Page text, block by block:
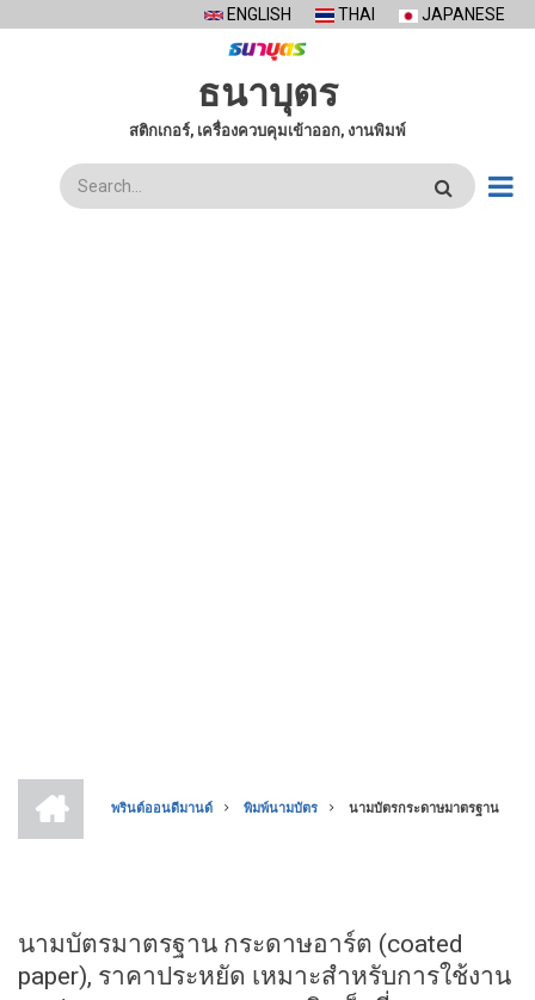
ENGLISH THAI JAPANESE
ธนาบุตร
สติกเกอร์, เครื่องควบคุมเข้าออก, งานพิมพ์
ค้นหา
BREADCRUMB
แรก
พรินต์ออนดีมานด์ พิมพ์นามบัตร นามบัตรกระดาษมาตรฐาน
นามบัตรมาตรฐาน กระดาษอาร์ต (coated
paper), ราคาประหยัด เหมาะสำหรับการใช้งาน